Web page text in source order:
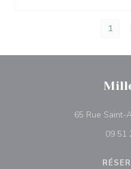
1
65 Rue Saint-
09 51